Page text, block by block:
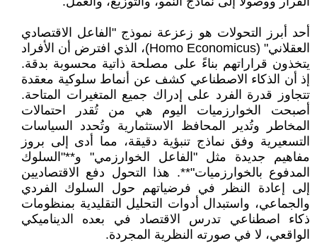
أحد أبرز التحولات هو زعزعة نموذج "الفاعل الاقتصادي
العقلاني" (Homo Economicus)، الذي افترض أن الأفراد
يتخذون قراراتهم بناءً على مصلحة ذاتية محسوبة بدقة.
إذ أن الذكاء الاصطناعي كشف عن أنماط سلوكية معقدة
تتجاوز قدرة الفرد على إدراك جميع المتغيرات المتاحة.
أصبحت الخوارزميات اليوم هي من تُقدر احتمالات
المخاطر وتُدير المحافظ الاستثمارية وتُحدد السياسات
التسعيرية وفق نماذج تنبؤية دقيقة، مما أدى إلى بروز
مفاهيم جديدة مثل "الفاعل الخوارزمي" و**"السلوك
المدفوع بالخوارزميات"**. هذا التحول دفع الاقتصاديين
إلى إعادة النظر في فرضياتهم حول السلوك الفردي
والجماعي، واستبدال أدوات التحليل التقليدية بمنظومات
ذكاء اصطناعي تدرس الاقتصاد في بعده الديناميكي
الواقعي، لا في صورته النظرية المجردة.